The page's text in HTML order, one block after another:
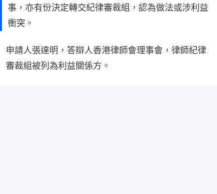
事，亦有份決定轉交紀律審裁組，認為做法或涉利益
衝突。
申請人張達明，答辯人香港律師會理事會，律師紀律
審裁組被列為利益關係方。